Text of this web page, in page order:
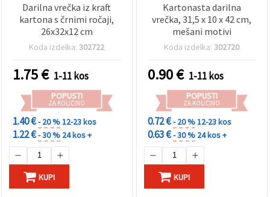
Darilna vrečka iz kraft
kartona s črnimi ročaji,
26x32x12 cm
Koda izdelka:302722
1.75€ 1-11 kos
POPUSTI
ZA KOLIČINO
1.40 €- 20 %12-23 kos
1.22 €- 30 % 24 kos +
KUPI
Kartonasta darilna
vrečka, 31,5 x 10 x 42 cm,
mešani motivi
Koda izdelka:302720
0.90€ 1-11 kos
POPUSTI
ZA KOLIČINO
0.72 €- 20 %12-23 kos
0.63 €- 30 % 24 kos +
KUPI